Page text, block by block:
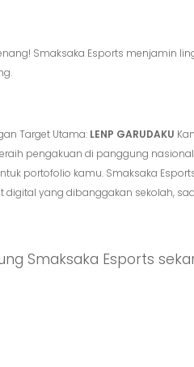
Smaksaka Esports menjamin
Target Utama: LENP GARUDAKU
pengakuan di panggung
portofolio kamu. Smaksaka
yang dibanggakan sekolah,
Smaksaka Esports